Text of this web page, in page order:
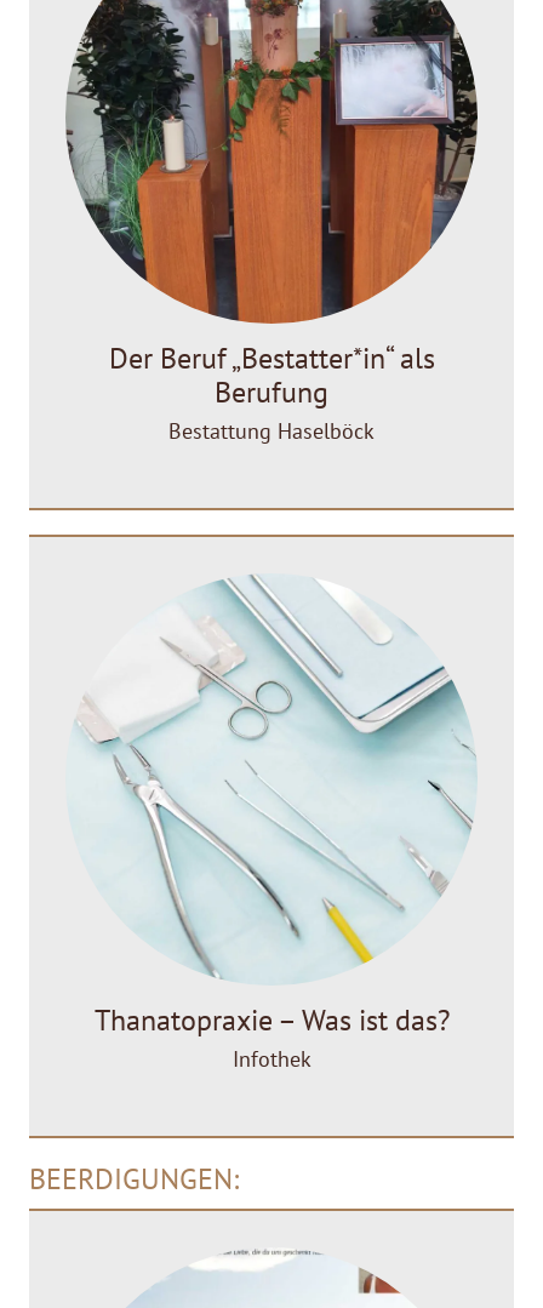
Der Beruf „Bestatter*in“ als
Berufung
Bestattung Haselböck
Thanatopraxie – Was ist das?
Infothek
BEERDIGUNGEN: